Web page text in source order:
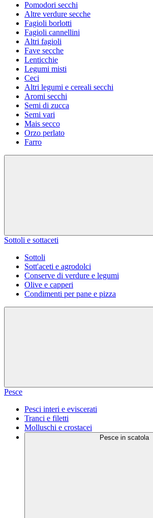
Pomodori secchi
Altre verdure secche
Fagioli borlotti
Fagioli cannellini
Altri fagioli
Fave secche
Lenticchie
Legumi misti
Ceci
Altri legumi e cereali secchi
Aromi secchi
Semi di zucca
Semi vari
Mais secco
Orzo perlato
Farro
Sottoli e sottaceti
Sottoli
Sott'aceti e agrodolci
Conserve di verdure e legumi
Olive e capperi
Condimenti per pane e pizza
Pesce
Pesci interi e eviscerati
Tranci e filetti
Molluschi e crostacei
Pesce in scatola